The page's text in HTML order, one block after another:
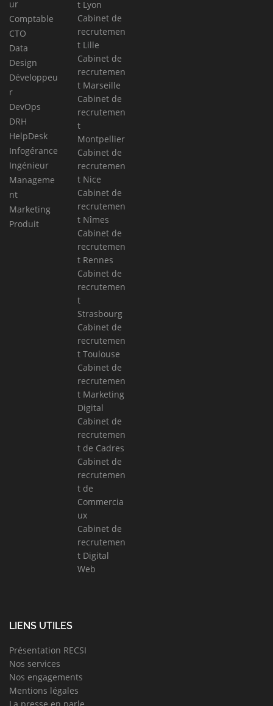
ur
Comptable
CTO
Data
Design
Développeu
r
DevOps
DRH
HelpDesk
Infogérance
Ingénieur
Manageme
nt
Marketing
Produit
t Lyon
Cabinet de
recrutemen
t Lille
Cabinet de
recrutemen
t Marseille
Cabinet de
recrutemen
t
Montpellier
Cabinet de
recrutemen
t Nice
Cabinet de
recrutemen
t Nîmes
Cabinet de
recrutemen
t Rennes
Cabinet de
recrutemen
t
Strasbourg
Cabinet de
recrutemen
t Toulouse
Cabinet de
recrutemen
t Marketing
Digital
Cabinet de
recrutemen
t de Cadres
Cabinet de
recrutemen
t de
Commercia
ux
Cabinet de
recrutemen
t Digital
Web
LIENS UTILES
Présentation RECSI
Nos services
Nos engagements
Mentions légales